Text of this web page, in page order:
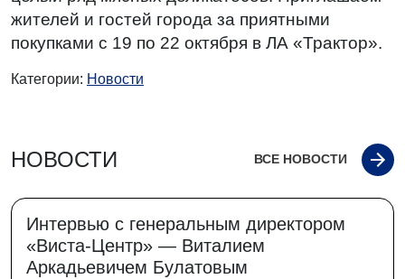
жителей и гостей города за приятными
покупками с 19 по 22 октября в ЛА «Трактор».
Категории: Новости
НОВОСТИ ВСЕ НОВОСТИ
Интервью с генеральным директором
«Виста-Центр» — Виталием
Аркадьевичем Булатовым